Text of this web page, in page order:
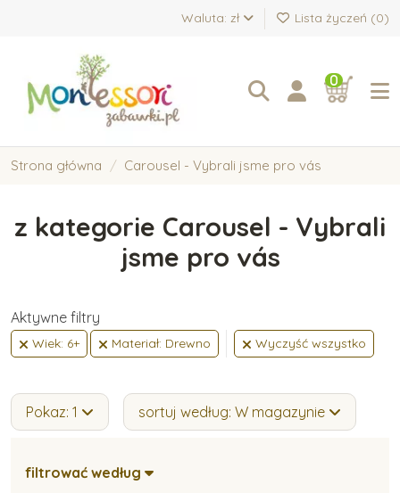
Waluta: zł Lista życzeń (0)
0
Strona główna Carousel - Vybrali jsme pro vás
z kategorie Carousel - Vybrali
jsme pro vás
Aktywne filtry
Wiek: 6+ Materiał: Drewno Wyczyść wszystko
Pokaz: 1 sortuj według: W magazynie
filtrować według